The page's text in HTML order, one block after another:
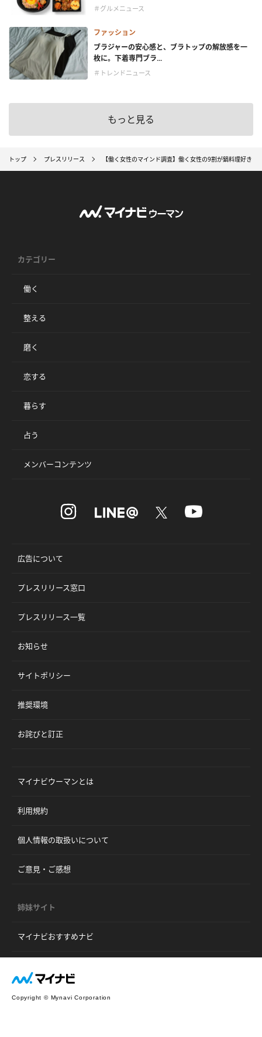
＃グルメニュース
ファッション
ブラジャーの安心感と、ブラトップの解放感を一
枚に。下着専門ブラ...
＃トレンドニュース
もっと見る
トップ プレスリリース 【働く女性のマインド調査】働く女性の9割が鍋料理好き
カテゴリー
働く
整える
磨く
恋する
暮らす
占う
メンバーコンテンツ
広告について
プレスリリース窓口
プレスリリース一覧
お知らせ
サイトポリシー
推奨環境
お詫びと訂正
マイナビウーマンとは
利用規約
個人情報の取扱いについて
ご意見・ご感想
姉妹サイト
マイナビおすすめナビ
Copyright © Mynavi Corporation